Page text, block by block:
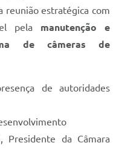
reunião estratégica com
pela manutenção e
de câmeras de
de autoridades
, Presidente da Câmara